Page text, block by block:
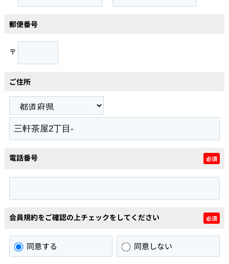
郵便番号
〒
ご住所
電話番号 必須
会員規約をご確認の上チェックをしてください 必須
同意する 同意しない